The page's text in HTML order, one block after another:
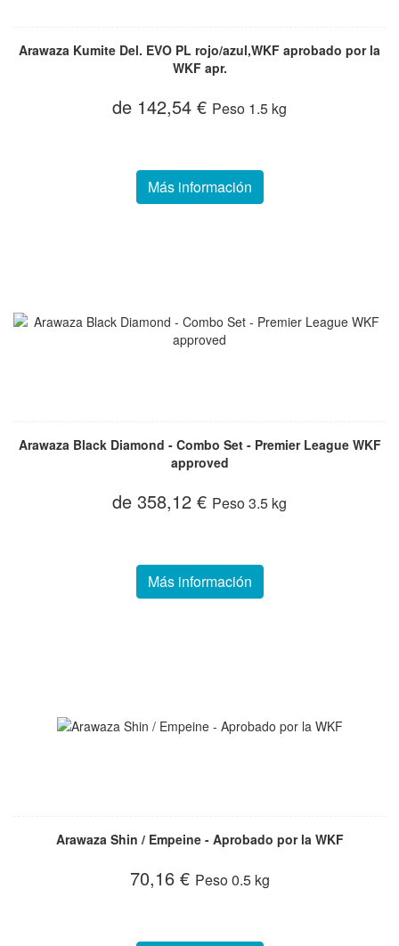
Arawaza Kumite Del. EVO PL rojo/azul,WKF aprobado por la
WKF apr.
de 142,54 € Peso 1.5 kg
Más información
Arawaza Black Diamond - Combo Set - Premier League WKF
approved
de 358,12 € Peso3.5 kg
Más información
Arawaza Shin / Empeine - Aprobado por la WKF
70,16 € Peso0.5 kg